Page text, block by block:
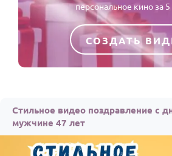
персональное кино за 5
СОЗДАТЬ
Стильное видео поздравление с
мужчине 47 лет